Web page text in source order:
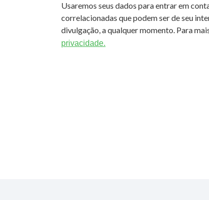
Usaremos seus dados para entrar em
correlacionadas que podem ser de seu
divulgação, a qualquer momento. Para
privacidade.